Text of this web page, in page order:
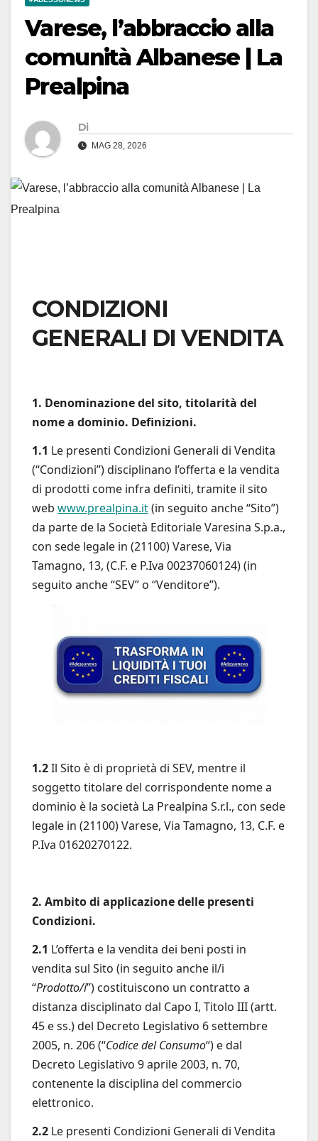
Varese, l’abbraccio alla
comunità Albanese | La
Prealpina
Di
MAG 28, 2026
CONDIZIONI
GENERALI DI VENDITA
1. Denominazione del sito, titolarità del
nome a dominio. Definizioni.
1.1 Le presenti Condizioni Generali di Vendita
(“Condizioni”) disciplinano l’offerta e la vendita
di prodotti come infra definiti, tramite il sito
web www.prealpina.it(in seguito anche “Sito”)
da parte de la Società Editoriale Varesina S.p.a.,
con sede legale in (21100) Varese, Via
Tamagno, 13, (C.F. e P.Iva 00237060124) (in
seguito anche “SEV” o “Venditore”).
1.2Il Sito è di proprietà di SEV, mentre il
soggetto titolare del corrispondente nome a
dominio è la società La Prealpina S.r.l., con sede
legale in (21100) Varese, Via Tamagno, 13, C.F. e
P.Iva 01620270122.
2. Ambito di applicazione delle presenti
Condizioni.
2.1 L’offerta e la vendita dei beni posti in
vendita sul Sito (in seguito anche il/i
“Prodotto/i”) costituiscono un contratto a
distanza disciplinato dal Capo I, Titolo III (artt.
45 e ss.) del Decreto Legislativo 6 settembre
2005, n. 206 (“Codice del Consumo“) e dal
Decreto Legislativo 9 aprile 2003, n. 70,
contenente la disciplina del commercio
elettronico.
2.2 Le presenti Condizioni Generali di Vendita